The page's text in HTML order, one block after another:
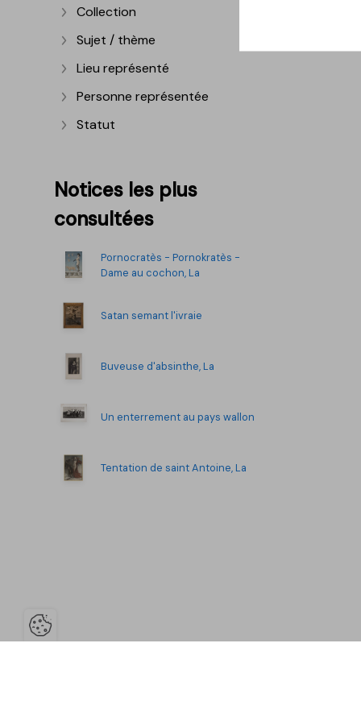
Afficher plus
Collection
Afficher plus
Sujet / thème
Afficher plus
Lieu représenté
Afficher plus
Personne représentée
Afficher plus
Statut
Notices les plus
consultées
Pornocratès - Pornokratès -
Dame au cochon, La
Satan semant l'ivraie
Buveuse d'absinthe, La
Un enterrement au pays wallon
Tentation de saint Antoine, La
Ouvrir la barre de gestion des